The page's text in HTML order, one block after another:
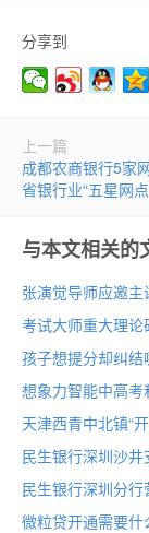
分享到
上一篇
成都农商银行5家
省银行业“五星网
与本文相关的
张演觉导师应邀
孩子想提分却纠
想象力智能中高
微粒贷开通需要